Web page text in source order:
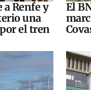
Renfe y
una
el tren
El